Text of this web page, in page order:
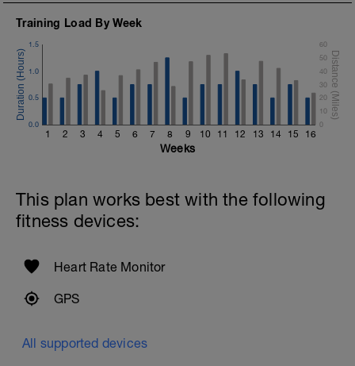
Training Load By Week
1 2 3 4 5 6 7 8 9 10 11 12 13 14 15 16
0.0
0.5
1.0
1.5
0
10
20
30
40
50
60
Weeks
This plan works best with the following
fitness devices:
Heart Rate Monitor
GPS
All supported devices